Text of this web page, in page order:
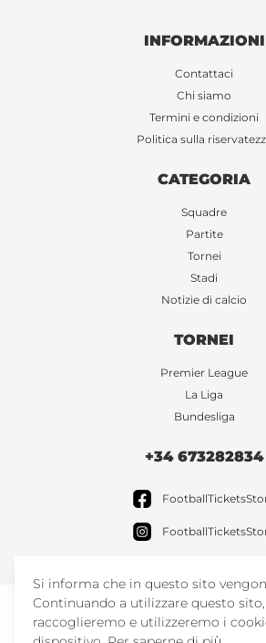
INFORMAZIONI
Contattaci
Chi siamo
Termini e condizioni
Politica sulla
CATEGORIA
Squadre
Partite
Tornei
Stadi
Notizie di calcio
TORNEI
Premier League
La Liga
Bundesliga
+34 673282834
Si informa che in questo sito
Continuando a utilizzare questo
raccoglieremo e utilizzeremo i